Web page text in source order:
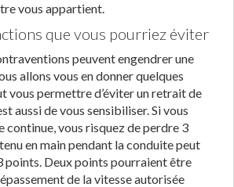
vous appartient.
que vous pourriez éviter
peuvent engendrer une
allons vous en donner quelques
vous permettre d’éviter un retrait de
aussi de vous sensibiliser. Si vous
continue, vous risquez de perdre 3
en main pendant la conduite peut
points. Deux points pourraient être
de la vitesse autorisée